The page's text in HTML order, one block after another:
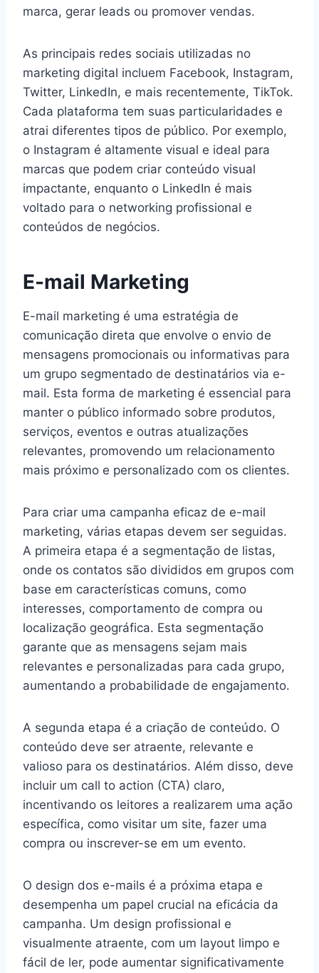
marca, gerar leads ou promover vendas.
As principais redes sociais utilizadas no
marketing digital incluem Facebook, Instagram,
Twitter, LinkedIn, e mais recentemente, TikTok.
Cada plataforma tem suas particularidades e
atrai diferentes tipos de público. Por exemplo,
o Instagram é altamente visual e ideal para
marcas que podem criar conteúdo visual
impactante, enquanto o LinkedIn é mais
voltado para o networking profissional e
conteúdos de negócios.
E-mail Marketing
E-mail marketing é uma estratégia de
comunicação direta que envolve o envio de
mensagens promocionais ou informativas para
um grupo segmentado de destinatários via e-
mail. Esta forma de marketing é essencial para
manter o público informado sobre produtos,
serviços, eventos e outras atualizações
relevantes, promovendo um relacionamento
mais próximo e personalizado com os clientes.
Para criar uma campanha eficaz de e-mail
marketing, várias etapas devem ser seguidas.
A primeira etapa é a segmentação de listas,
onde os contatos são divididos em grupos com
base em características comuns, como
interesses, comportamento de compra ou
localização geográfica. Esta segmentação
garante que as mensagens sejam mais
relevantes e personalizadas para cada grupo,
aumentando a probabilidade de engajamento.
A segunda etapa é a criação de conteúdo. O
conteúdo deve ser atraente, relevante e
valioso para os destinatários. Além disso, deve
incluir um call to action (CTA) claro,
incentivando os leitores a realizarem uma ação
específica, como visitar um site, fazer uma
compra ou inscrever-se em um evento.
O design dos e-mails é a próxima etapa e
desempenha um papel crucial na eficácia da
campanha. Um design profissional e
visualmente atraente, com um layout limpo e
fácil de ler, pode aumentar significativamente